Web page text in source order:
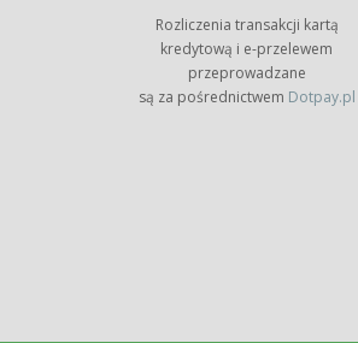
Rozliczenia transakcji kartą
kredytową i e-przelewem
przeprowadzane
są za pośrednictwem Dotpay.pl